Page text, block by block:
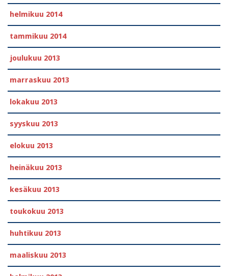
helmikuu 2014
tammikuu 2014
joulukuu 2013
marraskuu 2013
lokakuu 2013
syyskuu 2013
elokuu 2013
heinäkuu 2013
kesäkuu 2013
toukokuu 2013
huhtikuu 2013
maaliskuu 2013